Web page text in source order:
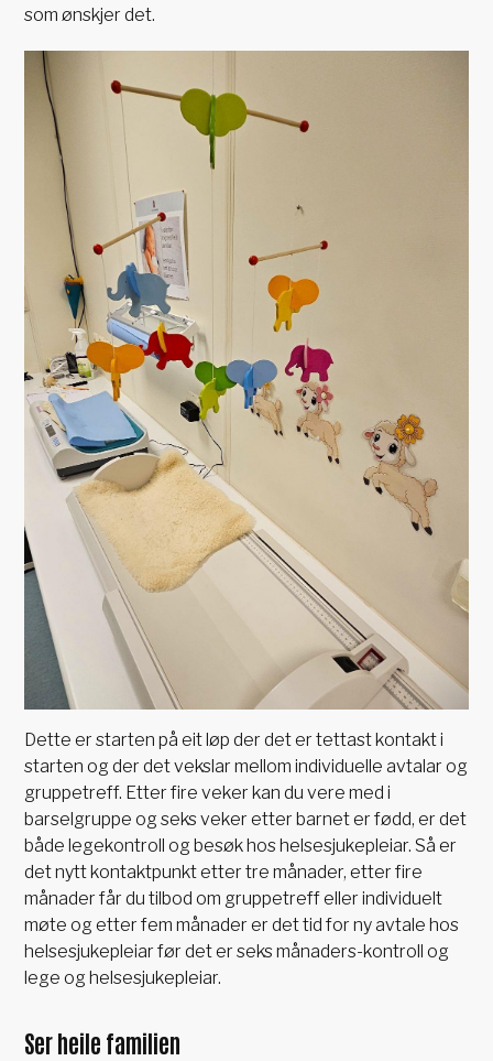
som ønskjer det.
Dette er starten på eit løp der det er tettast kontakt i
starten og der det vekslar mellom individuelle avtalar og
gruppetreff. Etter fire veker kan du vere med i
barselgruppe og seks veker etter barnet er fødd, er det
både legekontroll og besøk hos helsesjukepleiar. Så er
det nytt kontaktpunkt etter tre månader, etter fire
månader får du tilbod om gruppetreff eller individuelt
møte og etter fem månader er det tid for ny avtale hos
helsesjukepleiar før det er seks månaders-kontroll og
lege og helsesjukepleiar.
Ser heile familien